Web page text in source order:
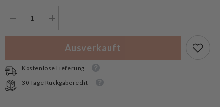
für
Micro
Kevlar
Cord
1.18mm
Menge
für
Atwood
Rope
Micro
Cord
1.18mm
Ausverkauft
Kostenlose Lieferung
30 Tage Rückgaberecht